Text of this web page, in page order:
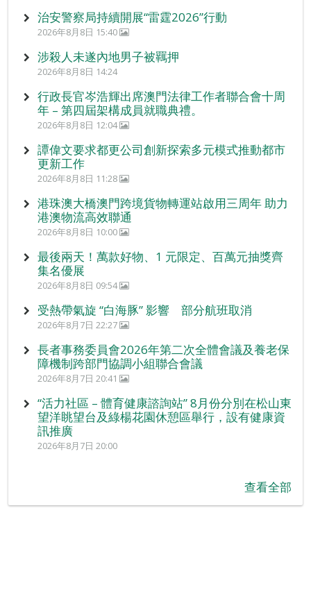
治安警察局持續開展“雷霆2026”行動
2026年8月8日 15:40
涉殺人未遂內地男子被羈押
2026年8月8日 14:24
行政長官岑浩輝出席澳門法律工作者聯合會十周
年 – 第四屆架構成員就職典禮。
2026年8月8日 12:04
譚偉文要求都更公司創新探索多元模式推動都市
更新工作
2026年8月8日 11:28
港珠澳大橋澳門跨境貨物轉運站啟用三周年 助力
港澳物流高效聯通
2026年8月8日 10:00
最後兩天！萬款好物、1 元限定、百萬元抽獎齊
集名優展
2026年8月8日 09:54
受熱帶氣旋 “白海豚” 影響 部分航班取消
2026年8月7日 22:27
長者事務委員會2026年第二次全體會議及養老保
障機制跨部門協調小組聯合會議
2026年8月7日 20:41
“活力社區 – 體育健康諮詢站” 8月份分別在松山東
望洋眺望台及綠楊花園休憩區舉行，設有健康資
訊推廣
2026年8月7日 20:00
查看全部